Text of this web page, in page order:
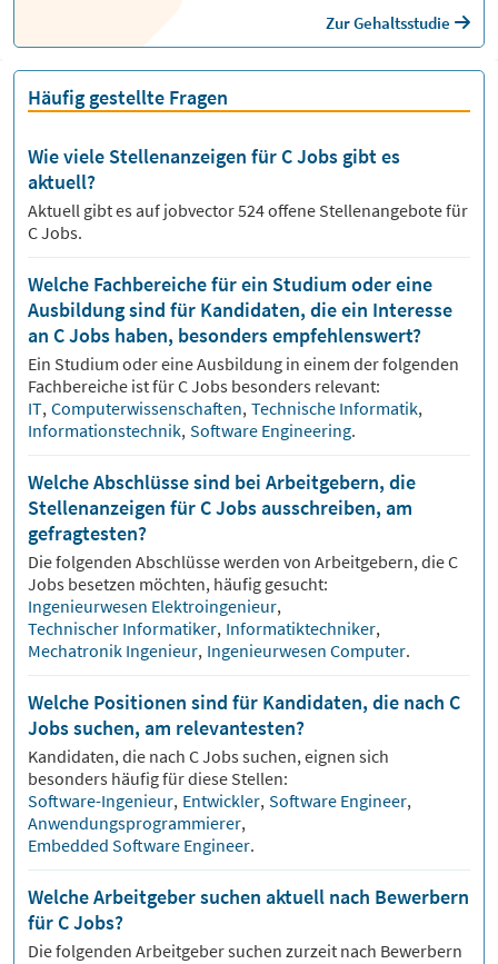
Zur Gehaltsstudie
Häufig gestellte Fragen
Wie viele Stellenanzeigen für C Jobs gibt es
aktuell?
Aktuell gibt es auf jobvector524offene Stellenangebote für
C Jobs.
Welche Fachbereiche für ein Studium oder eine
Ausbildung sind für Kandidaten, die ein Interesse
an C Jobs haben, besonders empfehlenswert?
Ein Studium oder eine Ausbildung in einem der folgenden
Fachbereiche ist fürCJobs besonders relevant:
IT, Computerwissenschaften, Technische Informatik,
Informationstechnik, Software Engineering.
Welche Abschlüsse sind bei Arbeitgebern, die
Stellenanzeigen für C Jobs ausschreiben, am
gefragtesten?
Die folgenden Abschlüsse werden von Arbeitgebern, dieC
Jobs besetzen möchten, häufig gesucht:
Ingenieurwesen Elektroingenieur,
Technischer Informatiker, Informatiktechniker,
Mechatronik Ingenieur, Ingenieurwesen Computer.
Welche Positionen sind für Kandidaten, die nach C
Jobs suchen, am relevantesten?
Kandidaten, die nach CJobs suchen, eignen sich
besonders häufig für diese Stellen:
Software-Ingenieur, Entwickler, Software Engineer,
Anwendungsprogrammierer,
Embedded Software Engineer.
Welche Arbeitgeber suchen aktuell nach Bewerbern
für C Jobs?
Die folgenden Arbeitgeber suchen zurzeit nach Bewerbern